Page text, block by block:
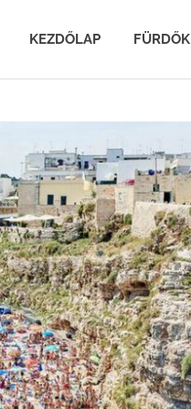
KEZDŐLAP FÜRDŐK